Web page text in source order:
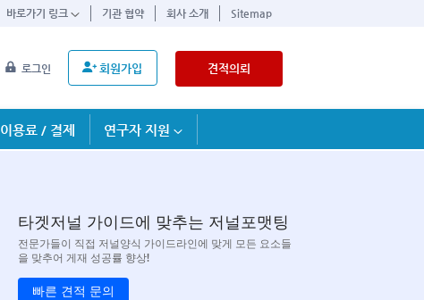
바로가기 링크 기관 협약 회사 소개 Sitemap
로그인 회원가입 견적의뢰
이용료 / 결제 연구자 지원
타겟저널 가이드에 맞추는 저널포맷팅
전문가들이 직접 저널양식 가이드라인에 맞게 모든 요소들
을 맞추어 게재 성공률 향상!
빠른 견적 문의